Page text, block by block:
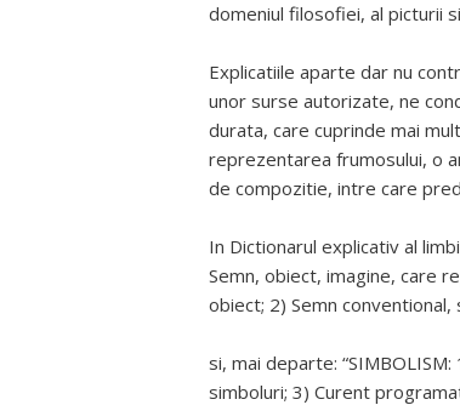
domeniul filosofiei, al picturii
Explicatiile aparte dar nu
unor surse autorizate, ne
durata, care cuprinde mai
reprezentarea frumosului, o
de compozitie, intre care
In Dictionarul explicativ al
Semn, obiect, imagine, care
obiect; 2) Semn conventional,
si, mai departe:
simboluri; 3) Curent